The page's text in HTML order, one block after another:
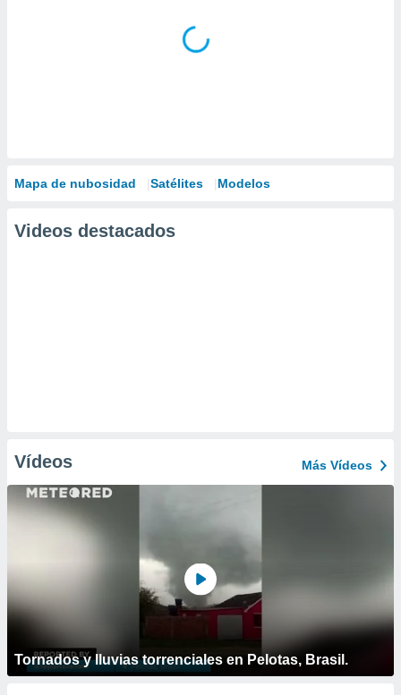
Mapa de nubosidad Satélites Modelos
Videos destacados
Vídeos Más Vídeos
Tornados y lluvias torrenciales en Pelotas, Brasil.